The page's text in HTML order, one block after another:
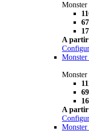
Monster
A partir
A partir
Monster